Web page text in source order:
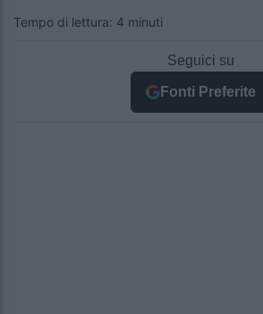
Tempo di lettura: 4 minuti
Seguici su
Fonti Preferite